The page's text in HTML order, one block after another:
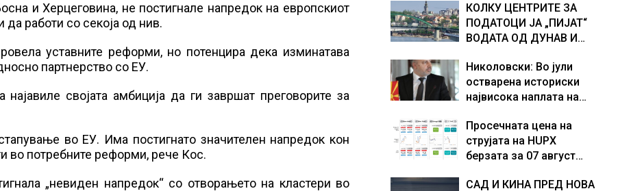
и Херцеговина, не постигнале напредок на европскиот
работи со секоја од нив.
уставните реформи, но потенцира дека изминатава
партнерство со ЕУ.
својата амбиција да ги завршат преговорите за
во ЕУ. Има постигнато значителен напредок кон
во потребните реформи, рече Кос.
„невиден напредок“ со отворањето на кластери во
ШТО НАПРАВИВМЕ“,
како дел од екипажот
во авионот „Енола Геј“ и
бомбардирањето го
доживуваа овој настан
што го промени текот
КОЛКУ ЦЕНТРИТЕ ЗА
ПОДАТОЦИ ЈА „ПИЈАТ“
ВОДАТА ОД ДУНАВ И
Германија е лидер во
Европа по бројот на
изградени центри за
Николовски: Во јули
остварена историски
највисока наплата на
милијарди денари –
изградивме систем што
испорачува резултати
Просечната цена на
струјата на HUPX
берзата за 07 август
евра за мегават час, на
САД И КИНА ПРЕД НОВА